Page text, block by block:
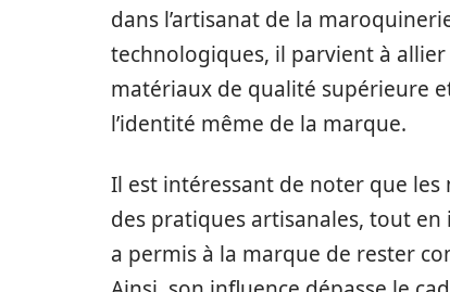
dans l’artisanat de la
technologiques, il parvient à
matériaux de qualité supérieure
l’identité même de la marque.
Il est intéressant de noter que
des pratiques artisanales, tout
a permis à la marque de rester